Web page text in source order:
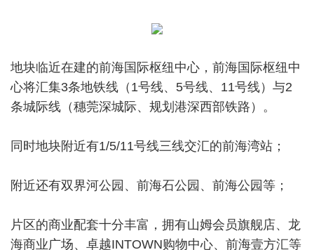
地块临近在建的前海国际枢纽中心，前海国际枢纽中
心将汇集3条地铁线（1号线、5号线、11号线）与2
条城际线（穗莞深城际、规划港深西部铁路）。
同时地块附近有1/5/11号线三线交汇的前海湾站；
附近还有双界河公园、前海石公园、前海公园等；
片区的商业配套十分丰富，拥有山姆会员旗舰店、龙
海商业广场、卓越INTOWN购物中心、前海壹方汇等